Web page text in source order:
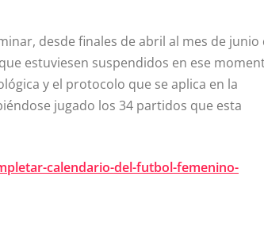
desde finales de abril al mes de junio
estuviesen suspendidos en ese
y el protocolo que se aplica en la
jugado los 34 partidos que esta
calendario-del-futbol-femenino-